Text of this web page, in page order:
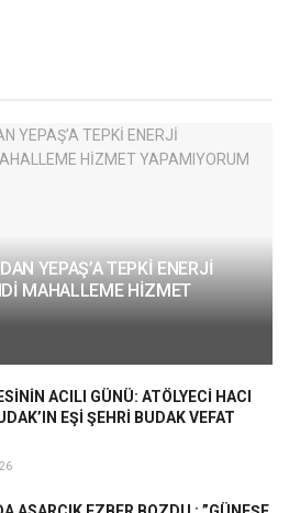
YEPAŞ’A TEPKİ ENERJİ
MAHALLEME HİZMET
ACILI GÜNÜ: ATÖLYECİ HACI
EŞİ ŞEHRİ BUDAK VEFAT